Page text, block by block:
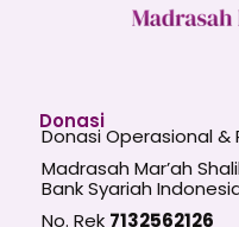
Donasi
Donasi Operasional
Madrasah Mar’ah
Bank Syariah
No. Rek 7132562126